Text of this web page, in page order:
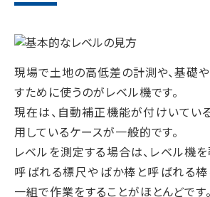
現場で土地の高低差の計測や、基礎
すために使うのがレベル機です。
現在は、自動補正機能が付けいてい
用しているケースが一般的です。
レベルを測定する場合は、レベル機を
呼ばれる標尺やばか棒と呼ばれる
一組で作業をすることがほとんどです。